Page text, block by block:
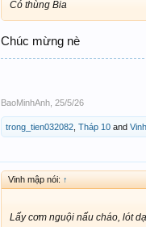
Có thùng Bia
Chúc mừng nè
BaoMinhAnh 25/5/26
trong_tien032082 Tháp 10 and
Vinh mập nói: ↑
Lấy cơm nguội nấu cháo, lót